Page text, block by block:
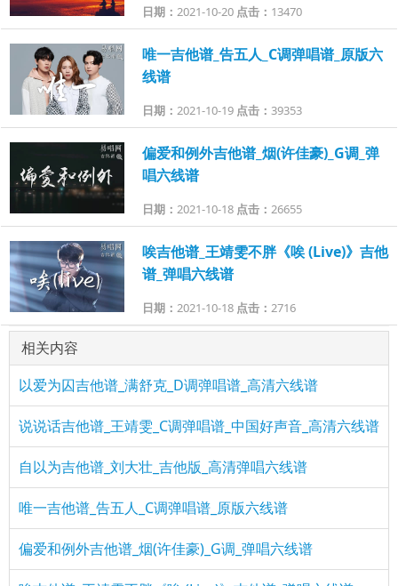
日期： 2021-10-20 点击： 13470
唯一吉他谱_告五人_C调弹唱谱_原版六
线谱
日期： 2021-10-19 点击： 39353
偏爱和例外吉他谱_烟(许佳豪)_G调_弹
唱六线谱
日期： 2021-10-18 点击： 26655
唉吉他谱_王靖雯不胖《唉 (Live)》吉他
谱_弹唱六线谱
日期： 2021-10-18 点击： 2716
相关内容
以爱为囚吉他谱_满舒克_D调弹唱谱_高清六线谱
说说话吉他谱_王靖雯_C调弹唱谱_中国好声音_高清六线谱
自以为吉他谱_刘大壮_吉他版_高清弹唱六线谱
唯一吉他谱_告五人_C调弹唱谱_原版六线谱
偏爱和例外吉他谱_烟(许佳豪)_G调_弹唱六线谱